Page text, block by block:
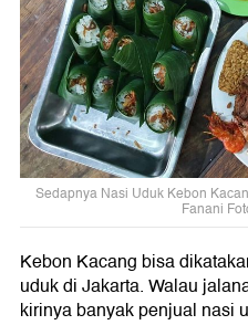
Sedapnya Nasi Uduk Kebon
Fanani
Kebon Kacang bisa
uduk di Jakarta. Walau
kirinya banyak penjual nasi